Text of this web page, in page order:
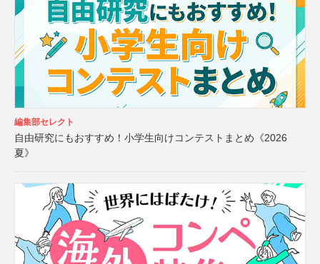
編集部セレクト
自由研究にもおすすめ！小学生向けコンテストまとめ《2026
夏》